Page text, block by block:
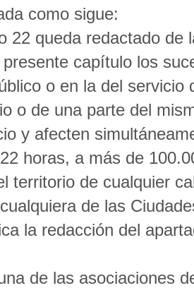
como sigue:
22 queda redactado de
capítulo los
o en la del
o de una parte del
y afecten
horas, a más de
territorio de cualquier
de las
la redacción del
de las asociaciones